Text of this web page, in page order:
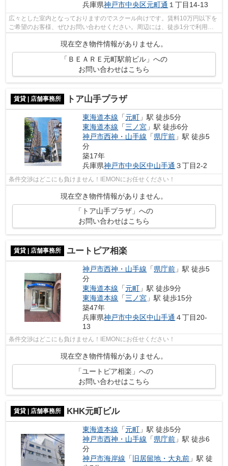
兵庫県神戸市中央区元町通 １丁目14-13
広々とした室内となっておりますのでスクール向けです。賃料10万円以下を
ご希望のお客様、ぜひお問い合わせください。周辺には、徒歩1分で利用で
現在空き物件情報がありません。
「ＢＥＡＲＥ元町駅前ビル」への
お問い合わせはこちら
賃貸 | 店舗事務所 トア山手プラザ
東海道本線 「元町 」駅 徒歩5分
東海道本線 「三ノ宮 」駅 徒歩6分
神戸市西神・山手線 「県庁前 」駅 徒歩5
分
築17年
兵庫県神戸市中央区中山手通 ３丁目2-2
条件交渉はどこにも負けません！IEMONにお任せください！
現在空き物件情報がありません。
「トア山手プラザ」への
お問い合わせはこちら
賃貸 | 店舗事務所 ユートピア相楽
神戸市西神・山手線 「県庁前 」駅 徒歩5
分
東海道本線 「元町 」駅 徒歩9分
東海道本線 「三ノ宮 」駅 徒歩15分
築47年
兵庫県神戸市中央区中山手通 ４丁目20-
13
条件交渉はどこにも負けません！IEMONにお任せください！
現在空き物件情報がありません。
「ユートピア相楽」への
お問い合わせはこちら
賃貸 | 店舗事務所 KHK元町ビル
東海道本線 「元町 」駅 徒歩5分
神戸市西神・山手線 「県庁前 」駅 徒歩6
分
神戸市海岸線 「 旧居留地・大丸前 」駅 徒